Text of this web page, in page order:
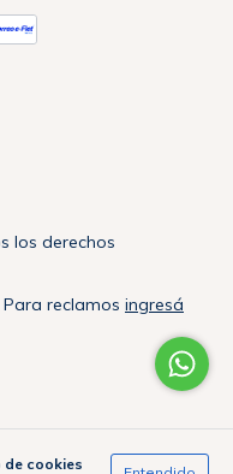
de cookies
los derechos
reclamos ingresá